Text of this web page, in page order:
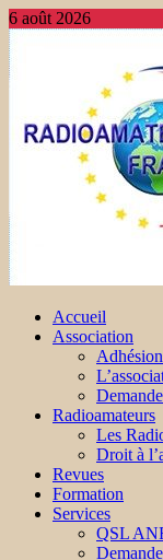
6 août 2026
Accueil
Association
Radioamateurs
Les
Droit à
Revues
Formation
Services
QSL